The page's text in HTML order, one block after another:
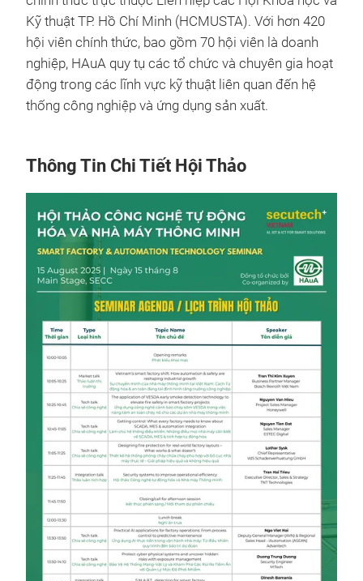
Kỹ thuật TP. Hồ Chí Minh (HCMUSTA). Với hơn 420
hội viên chính thức, bao gồm 70 hội viên là doanh
nghiệp, HAuA quy tụ các tổ chức và chuyên gia hoạt
động trong các lĩnh vực kỹ thuật liên quan đến hệ
thống công nghiệp và ứng dụng sản xuất.
Thông Tin Chi Tiết Hội Thảo